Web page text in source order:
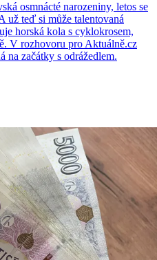
osmnácté narozeniny, letos se
už teď si může talentovaná
horská kola s cyklokrosem,
V rozhovoru pro Aktuálně.cz
na začátky s odrážedlem.